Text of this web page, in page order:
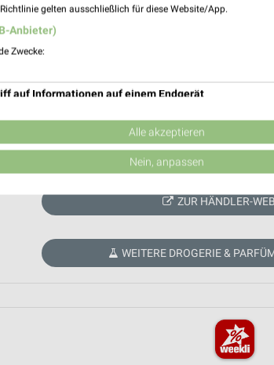
Aktuell keine Prospekte
ZUR HÄNDLER-
WEITERE DROGERIE &
gelten ausschließlich für diese Website/App.
Anbieter)
Zwecke:
auf Informationen auf einem Endgerät
zur Auswahl von Werbeanzeigen
personalisierte Werbung
zur Auswahl personalisierter Inhalte
durch Statistiken oder Kombinationen von Daten aus
Alle akzeptieren
Nein, anpassen